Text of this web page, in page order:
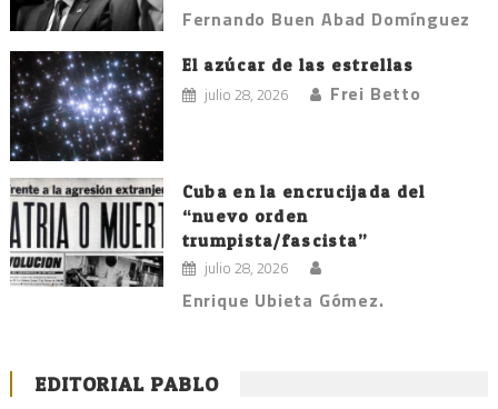
Fernando Buen Abad Domínguez
El azúcar de las estrellas
julio 28, 2026 Frei Betto
Cuba en la encrucijada del
“nuevo orden
trumpista/fascista”
julio 28, 2026
Enrique Ubieta Gómez.
EDITORIAL PABLO